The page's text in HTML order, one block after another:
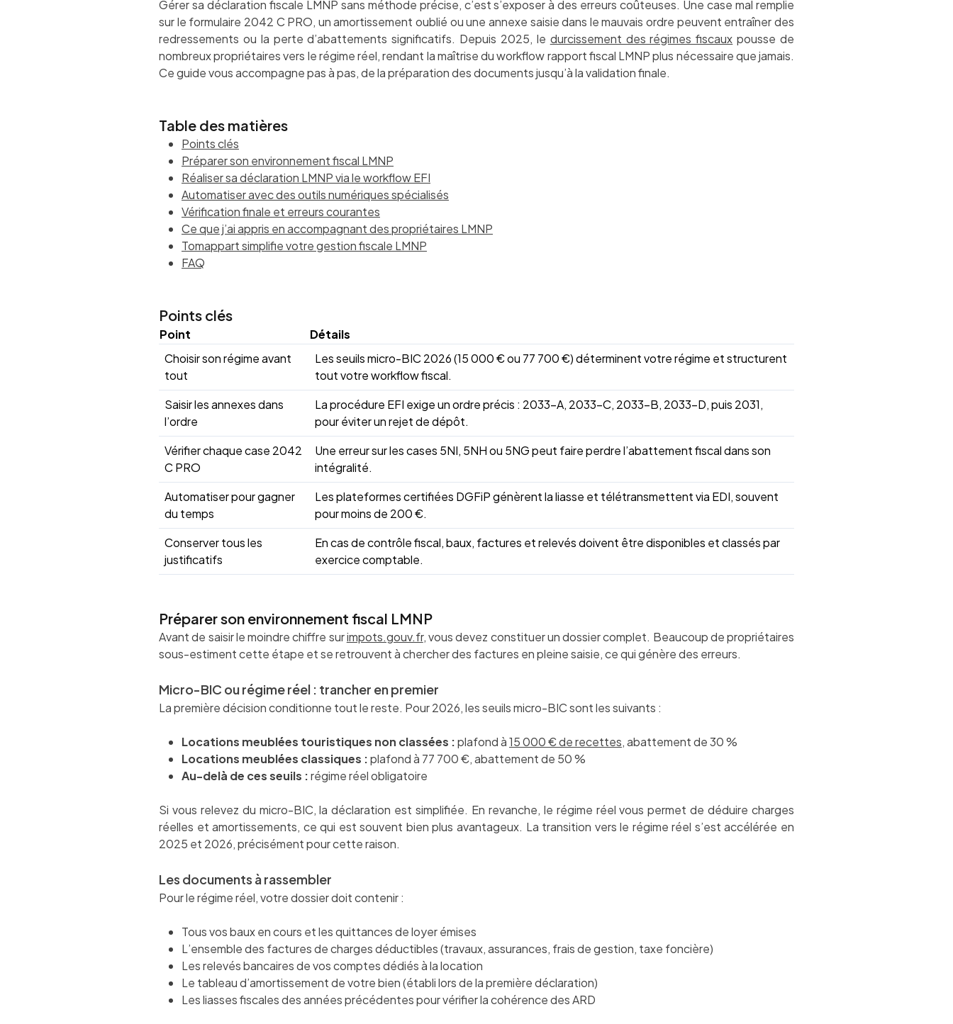
Gérer sa déclaration fiscale LMNP sans méthode précise, c’est s’exposer à des erreurs coûteuses. Une case mal remplie
sur le formulaire 2042 C PRO, un amortissement oublié ou une annexe saisie dans le mauvais ordre peuvent entraîner des
redressements ou la perte d’abattements significatifs. Depuis 2025, le durcissement des régimes fiscaux pousse de
nombreux propriétaires vers le régime réel, rendant la maîtrise du workflow rapport fiscal LMNP plus nécessaire que jamais.
Ce guide vous accompagne pas à pas, de la préparation des documents jusqu’à la validation finale.
Table des matières
Points clés
Préparer son environnement fiscal LMNP
Réaliser sa déclaration LMNP via le workflow EFI
Automatiser avec des outils numériques spécialisés
Vérification finale et erreurs courantes
Ce que j’ai appris en accompagnant des propriétaires LMNP
Tomappart simplifie votre gestion fiscale LMNP
FAQ
Points clés
Point
Détails
Choisir son régime avant
tout
Les seuils micro-BIC 2026 (15 000 € ou 77 700 €) déterminent votre régime et structurent
tout votre workflow fiscal.
Saisir les annexes dans
l’ordre
La procédure EFI exige un ordre précis : 2033-A, 2033-C, 2033-B, 2033-D, puis 2031,
pour éviter un rejet de dépôt.
Vérifier chaque case 2042
C PRO
Une erreur sur les cases 5NI, 5NH ou 5NG peut faire perdre l’abattement fiscal dans son
intégralité.
Automatiser pour gagner
du temps
Les plateformes certifiées DGFiP génèrent la liasse et télétransmettent via EDI, souvent
pour moins de 200 €.
Conserver tous les
justificatifs
En cas de contrôle fiscal, baux, factures et relevés doivent être disponibles et classés par
exercice comptable.
Préparer son environnement fiscal LMNP
Avant de saisir le moindre chiffre surimpots.gouv.fr, vous devez constituer un dossier complet. Beaucoup de propriétaires
sous-estiment cette étape et se retrouvent à chercher des factures en pleine saisie, ce qui génère des erreurs.
Micro-BIC ou régime réel : trancher en premier
La première décision conditionne tout le reste. Pour 2026, les seuils micro-BIC sont les suivants :
Locations meublées touristiques non classées :plafond à15 000 € de recettes, abattement de 30 %
Locations meublées classiques :plafond à 77 700 €, abattement de 50 %
Au-delà de ces seuils :régime réel obligatoire
Si vous relevez du micro-BIC, la déclaration est simplifiée. En revanche, le régime réel vous permet de déduire charges
réelles et amortissements, ce qui est souvent bien plus avantageux. La transition vers le régime réel s’est accélérée en
2025 et 2026, précisément pour cette raison.
Les documents à rassembler
Pour le régime réel, votre dossier doit contenir :
Tous vos baux en cours et les quittances de loyer émises
L’ensemble des factures de charges déductibles (travaux, assurances, frais de gestion, taxe foncière)
Les relevés bancaires de vos comptes dédiés à la location
Le tableau d’amortissement de votre bien (établi lors de la première déclaration)
Les liasses fiscales des années précédentes pour vérifier la cohérence des ARD